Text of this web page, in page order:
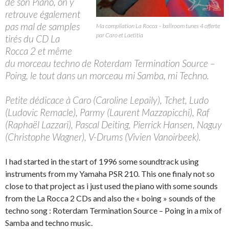
Ma compilation La Rocca – ballroom tunes 4 offerte
par Caro et Laetitia
retrouve également
pas mal de samples
tirés du CD La
Rocca 2 et même
du morceau techno de Roterdam Termination Source –
Poing, le tout dans un morceau mi Samba, mi Techno.
Petite dédicace à Caro (Caroline Lepaily), Tchet, Ludo
(Ludovic Remacle), Parmy (Laurent Mazzapicchi), Raf
(Raphaël Lazzari), Pascal Deiting, Pierrick Hansen, Naguy
(Christophe Wagner), V-Drums (Vivien Vanoirbeek).
I had started in the start of 1996 some soundtrack using
instruments from my Yamaha PSR 210. This one finaly not so
close to that project as i just used the piano with some sounds
from the La Rocca 2 CDs and also the « boing » sounds of the
techno song : Roterdam Termination Source – Poing in a mix of
Samba and techno music.